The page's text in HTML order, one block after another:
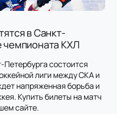
в Санкт-
чемпионата КХЛ
состоится
лиги между СКА и
напряженная борьба и
Купить билеты на матч
сайте.